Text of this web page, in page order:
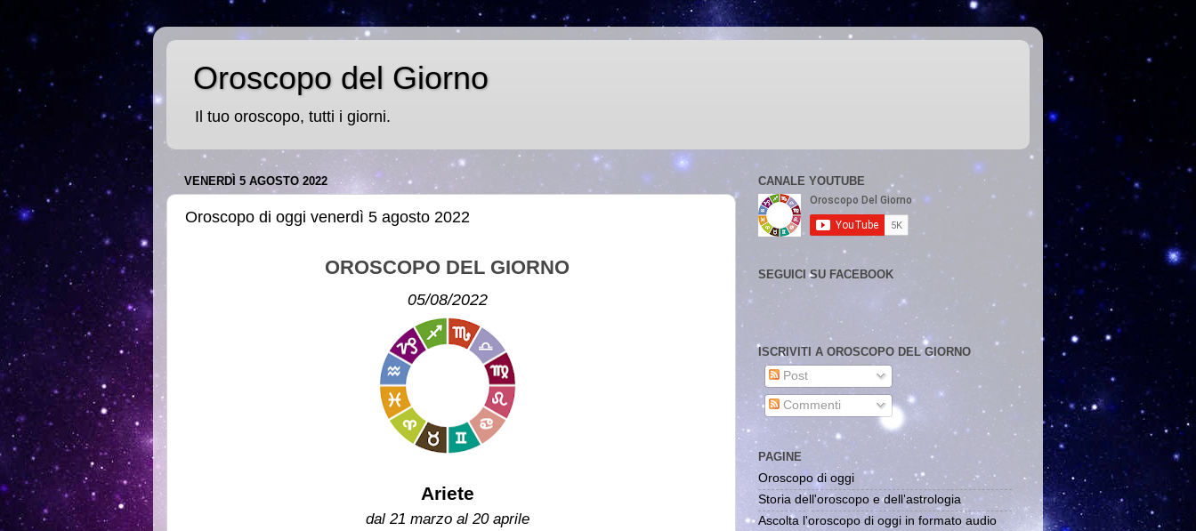
Oroscopo del Giorno
Il tuo oroscopo, tutti i giorni.
VENERDÌ 5 AGOSTO 2022
Oroscopo di oggi venerdì 5 agosto 2022
OROSCOPO DEL GIORNO
05/08/2022
Ariete
dal 21 marzo al 20 aprile
CANALE YOUTUBE
SEGUICI SU FACEBOOK
ISCRIVITI A OROSCOPO DEL GIORNO
Post
Commenti
PAGINE
Oroscopo di oggi
Storia dell'oroscopo e dell'astrologia
Ascolta l'oroscopo di oggi in formato audio